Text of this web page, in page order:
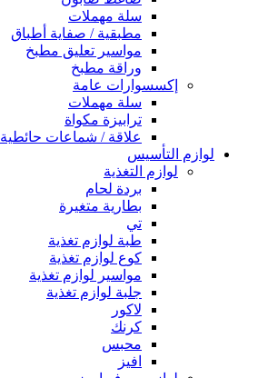
سلة مهملات
مطبقية / صفاية أطباق
مواسير تعليق مطبخ
وراقة مطبخ
إكسسوارات عامة
سلة مهملات
ترابيزة مكواة
علاقة / شماعات حائطية
لوازم التأسيس
لوازم التغذية
بردة لحام
بطارية متغيرة
تي
طبة لوازم تغذية
كوع لوازم تغذية
مواسير لوازم تغذية
جلبة لوازم تغذية
لاكور
كرنك
محبس
افيز